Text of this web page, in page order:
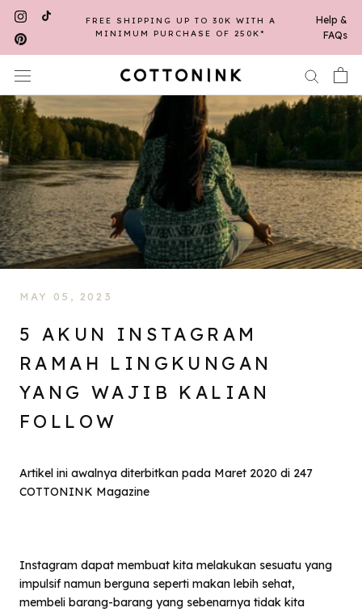
Skip
content
FREE SHIPPING UP TO 30K WITH A
MINIMUM PURCHASE OF 250K*
Help &
FAQs
MAY 05, 2023
5 AKUN INSTAGRAM
RAMAH LINGKUNGAN
YANG WAJIB KALIAN
FOLLOW
Artikel ini awalnya diterbitkan pada Maret 2020 di 247
COTTONINK Magazine
Instagram dapat membuat kita melakukan sesuatu yang
impulsif namun berguna seperti makan lebih sehat,
membeli barang-barang yang sebenarnya tidak kita